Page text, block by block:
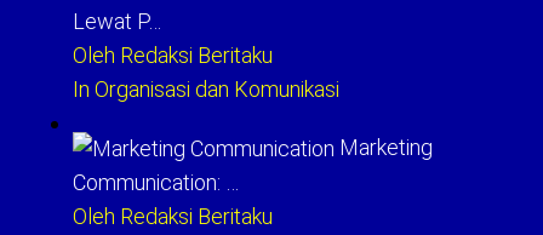
Lewat P…
Oleh Redaksi Beritaku
In Organisasi dan Komunikasi
Marketing
Communication: …
Oleh Redaksi Beritaku